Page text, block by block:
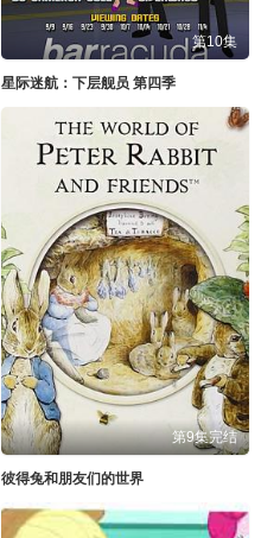
第10集
星际迷航：下层舰员 第四季
第9集完结
彼得兔和朋友们的世界